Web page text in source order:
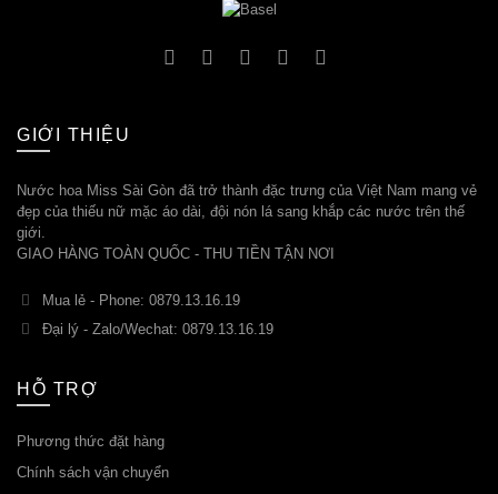
GIỚI THIỆU
Nước hoa Miss Sài Gòn đã trở thành đặc trưng của Việt Nam mang vẻ
đẹp của thiếu nữ mặc áo dài, đội nón lá sang khắp các nước trên thế
giới.
GIAO HÀNG TOÀN QUỐC - THU TIỀN TẬN NƠI
Mua lẻ - Phone: 0879.13.16.19
Đại lý - Zalo/Wechat: 0879.13.16.19
HỖ TRỢ
Phương thức đặt hàng
Chính sách vận chuyển